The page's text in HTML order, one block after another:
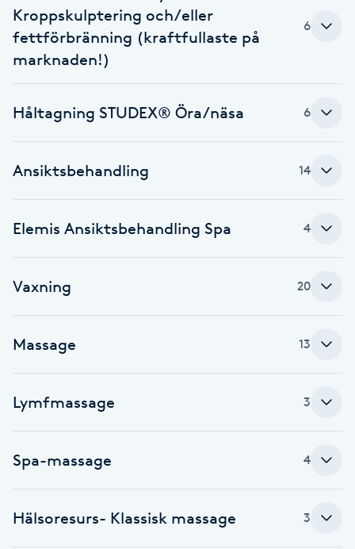
Babylights
Bambumassage
Barber
Blowout
Bottenfärg
Brynfärgning
Brynplockning
Bröllopsuppsättning
C
Kroppskulptering och/eller
fettförbränning (kraftfullaste på
marknaden!)
6
Håltagning STUDEX® Öra/näsa 6
Ansiktsbehandling 14
Elemis Ansiktsbehandling Spa 4
Vaxning 20
Massage 13
Lymfmassage 3
Spa-massage 4
Hälsoresurs- Klassisk massage 3